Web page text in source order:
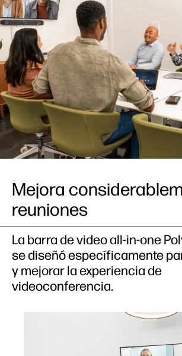
Mejora
reuniones
La barra de video all-in-one
se diseñó específicamente
y mejorar la experiencia de
videoconferencia.